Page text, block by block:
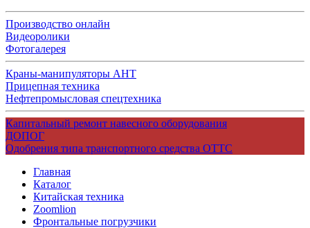
Производство онлайн
Видеоролики
Фотогалерея
Краны-манипуляторы АНТ
Прицепная техника
Нефтепромысловая спецтехника
Капитальный ремонт навесного оборудования
ДОПОГ
Одобрения типа транспортного средства ОТТС
Главная
Каталог
Китайская техника
Zoomlion
Фронтальные погрузчики